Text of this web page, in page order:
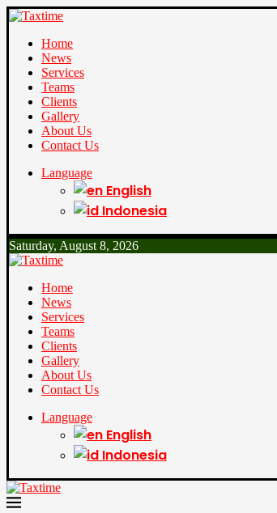
Home
News
Services
Teams
Clients
Gallery
About Us
Contact Us
Language
English
Indonesia
Saturday, August 8, 2026
Home
News
Services
Teams
Clients
Gallery
About Us
Contact Us
Language
English
Indonesia